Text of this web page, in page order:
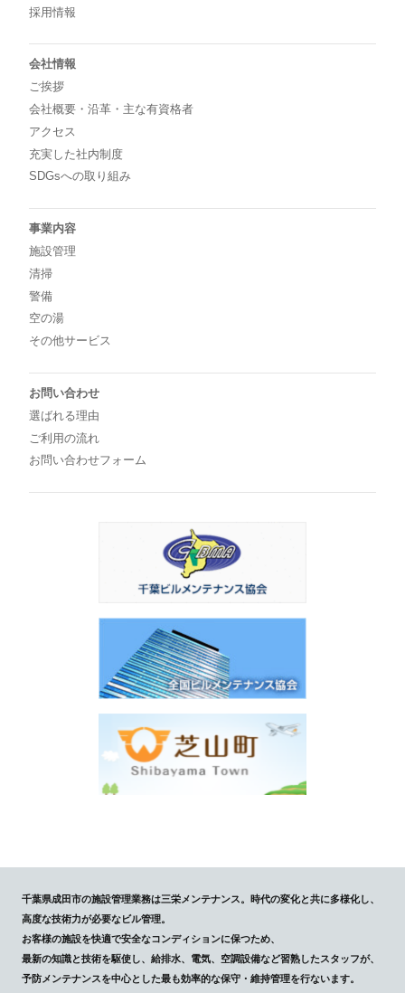
採用情報
会社情報
ご挨拶
会社概要・沿革・主な有資格者
アクセス
充実した社内制度
SDGsへの取り組み
事業内容
施設管理
清掃
警備
空の湯
その他サービス
お問い合わせ
選ばれる理由
ご利用の流れ
お問い合わせフォーム
千葉県成田市の施設管理業務は三栄メンテナンス。時代の変化と共に多様化し、
高度な技術力が必要なビル管理。
お客様の施設を快適で安全なコンディションに保つため、
最新の知識と技術を駆使し、給排水、電気、空調設備など習熟したスタッフが、
予防メンテナンスを中心とした最も効率的な保守・維持管理を行ないます。